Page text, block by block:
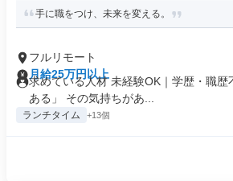
手に職をつけ、未来を変える。
フルリモート
月給25万円以上
求めている人材 未経験OK｜学歴・職
ある」 その気持ちがあ...
ランチタイム +13個